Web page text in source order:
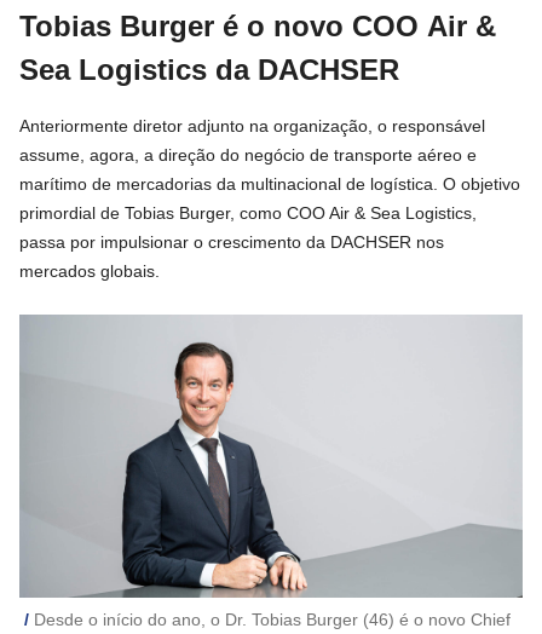
Tobias Burger é o novo COO Air &
Sea Logistics da DACHSER
Anteriormente diretor adjunto na organização, o responsável
assume, agora, a direção do negócio de transporte aéreo e
marítimo de mercadorias da multinacional de logística. O objetivo
primordial de Tobias Burger, como COO Air & Sea Logistics,
passa por impulsionar o crescimento da DACHSER nos
mercados globais.
Desde o início do ano, o Dr. Tobias Burger (46) é o novo Chief